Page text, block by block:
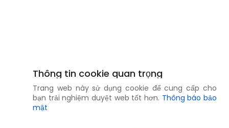
Thông tin cookie quan trọng
Trang web này sử dụng cookie để cung cấp cho
bạn trải nghiệm duyệt web tốt hơn. Thông báo bảo
mật